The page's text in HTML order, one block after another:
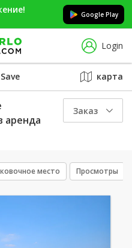
Google Play
Login
Save карта
аренда
Заказ
место Просмотры